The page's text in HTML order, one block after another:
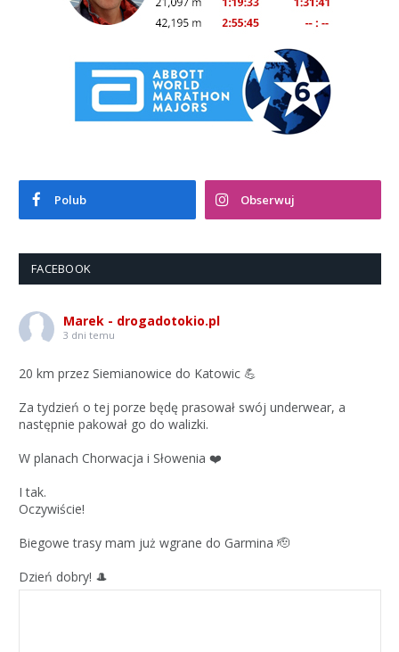
Polub Obserwuj
FACEBOOK
Marek - drogadotokio.pl
3 dni temu
20 km przez Siemianowice do Katowic 💪
Za tydzień o tej porze będę prasował swój underwear, a
następnie pakował go do walizki.
W planach Chorwacja i Słowenia ❤️
I tak.
Oczywiście!
Biegowe trasy mam już wgrane do Garmina 🫡
Dzień dobry! 🎩